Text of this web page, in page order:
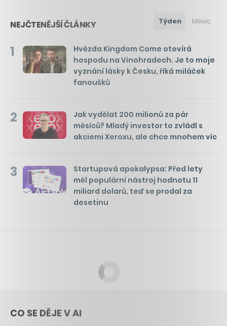
NEJČTENĚJŠÍ ČLÁNKY Týden Měsíc
1
Hvězda Kingdom Come otevírá
hospodu na Vinohradech. Je to moje
vyznání lásky k Česku, říká miláček
fanoušků
2
Jak vydělat 200 milionů za pár
měsíců? Mladý investor to zvládl s
akciemi Xeroxu, ale chce mnohem víc
3
Startupová apokalypsa: Před lety
měl populární nástroj hodnotu 11
miliard dolarů, teď se prodal za
desetinu
CO SE DĚJE V AI